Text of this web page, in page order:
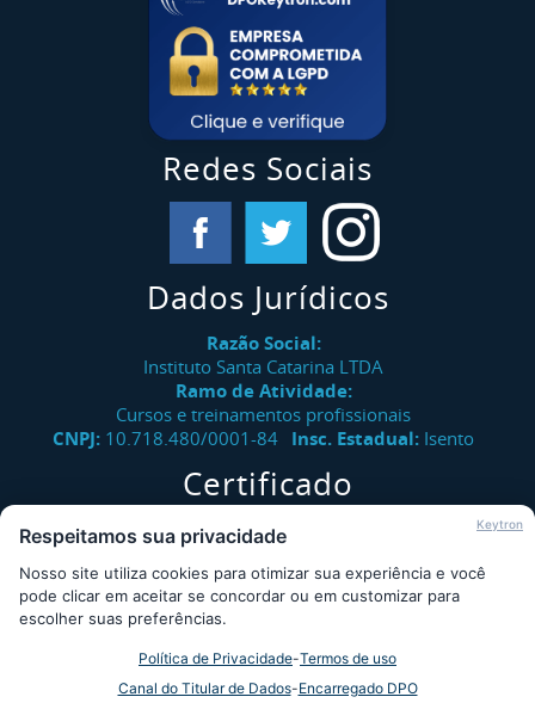
Redes Sociais
Dados Jurídicos
Razão Social:
Instituto Santa Catarina LTDA
Ramo de Atividade:
Cursos e treinamentos profissionais
CNPJ: 10.718.480/0001-84 Insc. Estadual: Isento
Certificado
Verifique a autenticidade de certificados emitidos pelo
Instituto Santa Catarina.
Consultar
Desde 2009 - Instituto Santa Catarina © - Todos os direitos
Keytron
Respeitamos sua privacidade
Nosso site utiliza cookies para otimizar sua experiência e você
pode clicar em aceitar se concordar ou em customizar para
escolher suas preferências.
Política de Privacidade-Termos de uso
Canal do Titular de Dados-Encarregado DPO